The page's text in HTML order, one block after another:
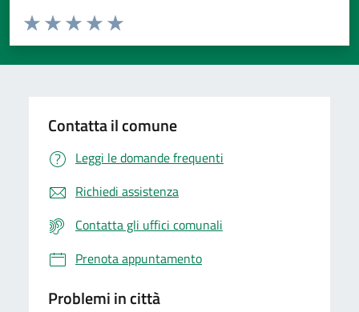
Valuta da 1 a 5 stelle la pagina
Valuta 5 stelle su 5
Valuta 4 stelle su 5
Valuta 3 stelle su 5
Valuta 2 stelle su 5
Valuta 1 stelle su 5
Contatta il comune
Leggi le domande frequenti
Richiedi assistenza
Contatta gli uffici comunali
Prenota appuntamento
Problemi in città